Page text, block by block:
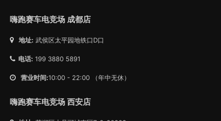
嗨跑赛车电竞场 成都店
地址: 武侯区太平园地铁口D口
电话: 199 3880 5891
营业时间:10:00 - 22:00 （年中无休）
嗨跑赛车电竞场 西安店